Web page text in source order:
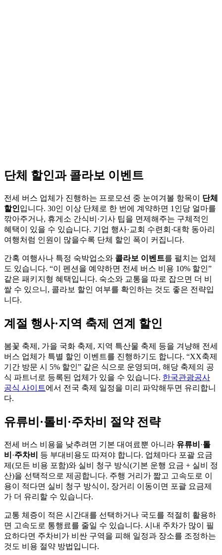
단체 할인과 콜라보 이벤트
전세 버스 업체가 진행하는 프로모션 중 눈여겨볼 항목이 단체
할인입니다. 30인 이상 단체로 한 번에 계약하면 1인당 얼마를
깎아주거나, 휴게소 간식비·기사 팁을 면제해주는 구체적인
혜택이 있을 수 있습니다. 기업 행사·교회 수련회·대학 동아리
여행처럼 인원이 많을수록 단체 할인 폭이 커집니다.
간혹 여행사나 특정 숙박업소와 콜라보 이벤트를 펼치는 업체
도 있습니다. “이 펜션을 예약하면 전세 버스 비용 10% 할인”
같은 패키지형 혜택입니다. 숙소와 교통을 따로 잡으면 더 비
쌀 수 있으니, 콜라보 할인 여부를 확인하는 것도 좋은 전략입
니다.
계절 행사·지역 축제 연계 할인
봄꽃 축제, 가을 국화 축제, 지역 특산물 축제 등을 겨냥해 전세
버스 업체가 특별 할인 이벤트를 진행하기도 합니다. “XX축제
기간 방문 시 5% 할인” 같은 식으로 운영되며, 해당 축제의 공
식 파트너로 등록된 업체가 있을 수 있습니다. 한국관광공사
공식 사이트에서 전국 축제 일정을 미리 파악해두면 유리합니
다.
유류비·톨비·주차비 절약 전략
전세 버스 비용을 낮추려면 기본 대여료뿐 아니라 유류비 ·톨
비 ·주차비
등 부대비용도 따져야 합니다. 업체마다 포괄 요금
제(모든 비용 포함)와 실비 청구 방식(기본 운행 요금 + 실비 정
산)을 선택적으로 제공합니다. 주행 거리가 짧고 고속도로 이
용이 적다면 실비 청구 방식이, 장거리 이동이면 포괄 요금제
가 더 유리할 수 있습니다.
교통 체증이 적은 시간대를 선택하거나 국도를 적절히 활용하
면 고속도로 통행료를 줄일 수 있습니다. 시내 주차가 많이 필
요하다면 주차비가 비싼 구역을 피해 일정과 장소를 조정하는
것도 비용 절약 방법입니다.